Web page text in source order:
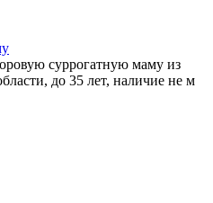
суррогатную маму из
до 35 лет, наличие не м